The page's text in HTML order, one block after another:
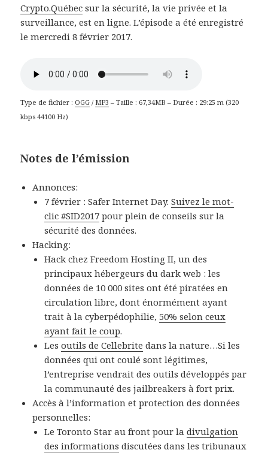
Crypto.Québec sur la sécurité, la vie privée et la
surveillance, est en ligne. L’épisode a été enregistré
le mercredi 8 février 2017.
Type de fichier : OGG / MP3 – Taille : 67,34MB – Durée : 29:25 m (320
kbps 44100 Hz)
Notes de l’émission
Annonces:
7 février : Safer Internet Day.Suivez le mot-
clic #SID2017 pour plein de conseils sur la
sécurité des données.
Hacking:
Hack chez Freedom Hosting II, un des
principaux hébergeurs du dark web : les
données de 10 000 sites ont été piratées en
circulation libre, dont énormément ayant
trait à la cyberpédophilie,50% selon ceux
ayant fait le coup.
Lesoutils de Cellebrite dans la nature…Si les
données qui ont coulé sont légitimes,
l’entreprise vendrait des outils développés par
la communauté des jailbreakers à fort prix.
Accès à l’information et protection des données
personnelles:
Le Toronto Star au front pour ladivulgation
des informations discutées dans les tribunaux